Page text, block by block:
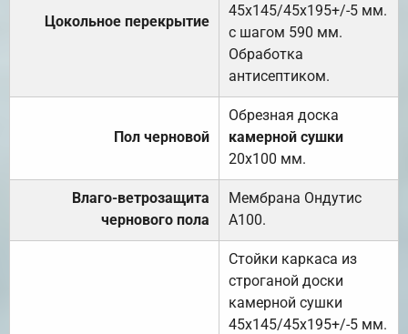
Цокольное перекрытие
45х145/45х195+/-5 мм.
с шагом 590 мм.
Обработка
антисептиком.
Пол черновой
Обрезная доска
камерной сушки
20х100 мм.
Влаго-ветрозащита
чернового пола
Мембрана Ондутис
А100.
Стойки каркаса из
строганой доски
камерной сушки
45х145/45х195+/-5 мм.